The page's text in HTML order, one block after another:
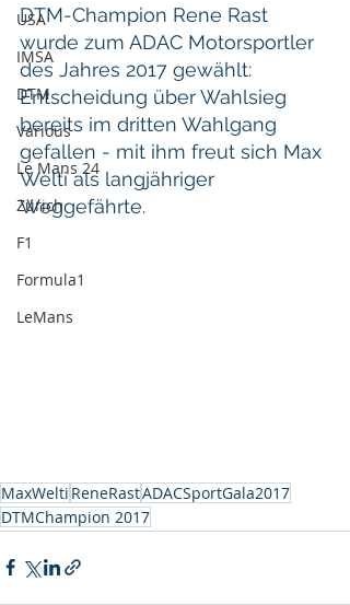
USA
IMSA
DTM
Various
Le Mans 24
Zürich
F1
Formula1
LeMans
DTM-Champion Rene Rast
wurde zum ADAC Motorsportler
des Jahres 2017 gewählt:
Entscheidung über Wahlsieg
bereits im dritten Wahlgang
gefallen - mit ihm freut sich Max
Welti als langjähriger
Weggefährte.
MaxWelti ReneRastADACSportGala2017
DTMChampion 2017